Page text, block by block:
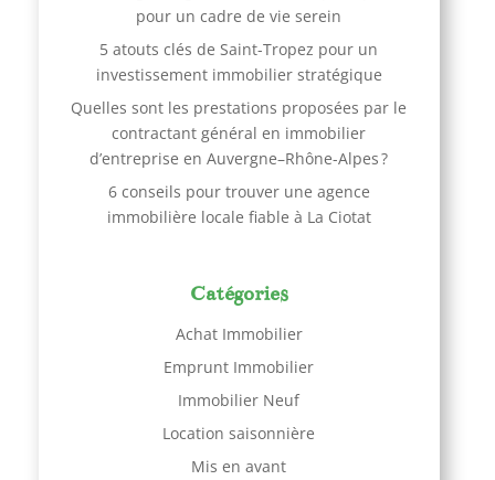
pour un cadre de vie serein
5 atouts clés de Saint-Tropez pour un
investissement immobilier stratégique
Quelles sont les prestations proposées par le
contractant général en immobilier
d’entreprise en Auvergne–Rhône-Alpes ?
6 conseils pour trouver une agence
immobilière locale fiable à La Ciotat
Catégories
Achat Immobilier
Emprunt Immobilier
Immobilier Neuf
Location saisonnière
Mis en avant